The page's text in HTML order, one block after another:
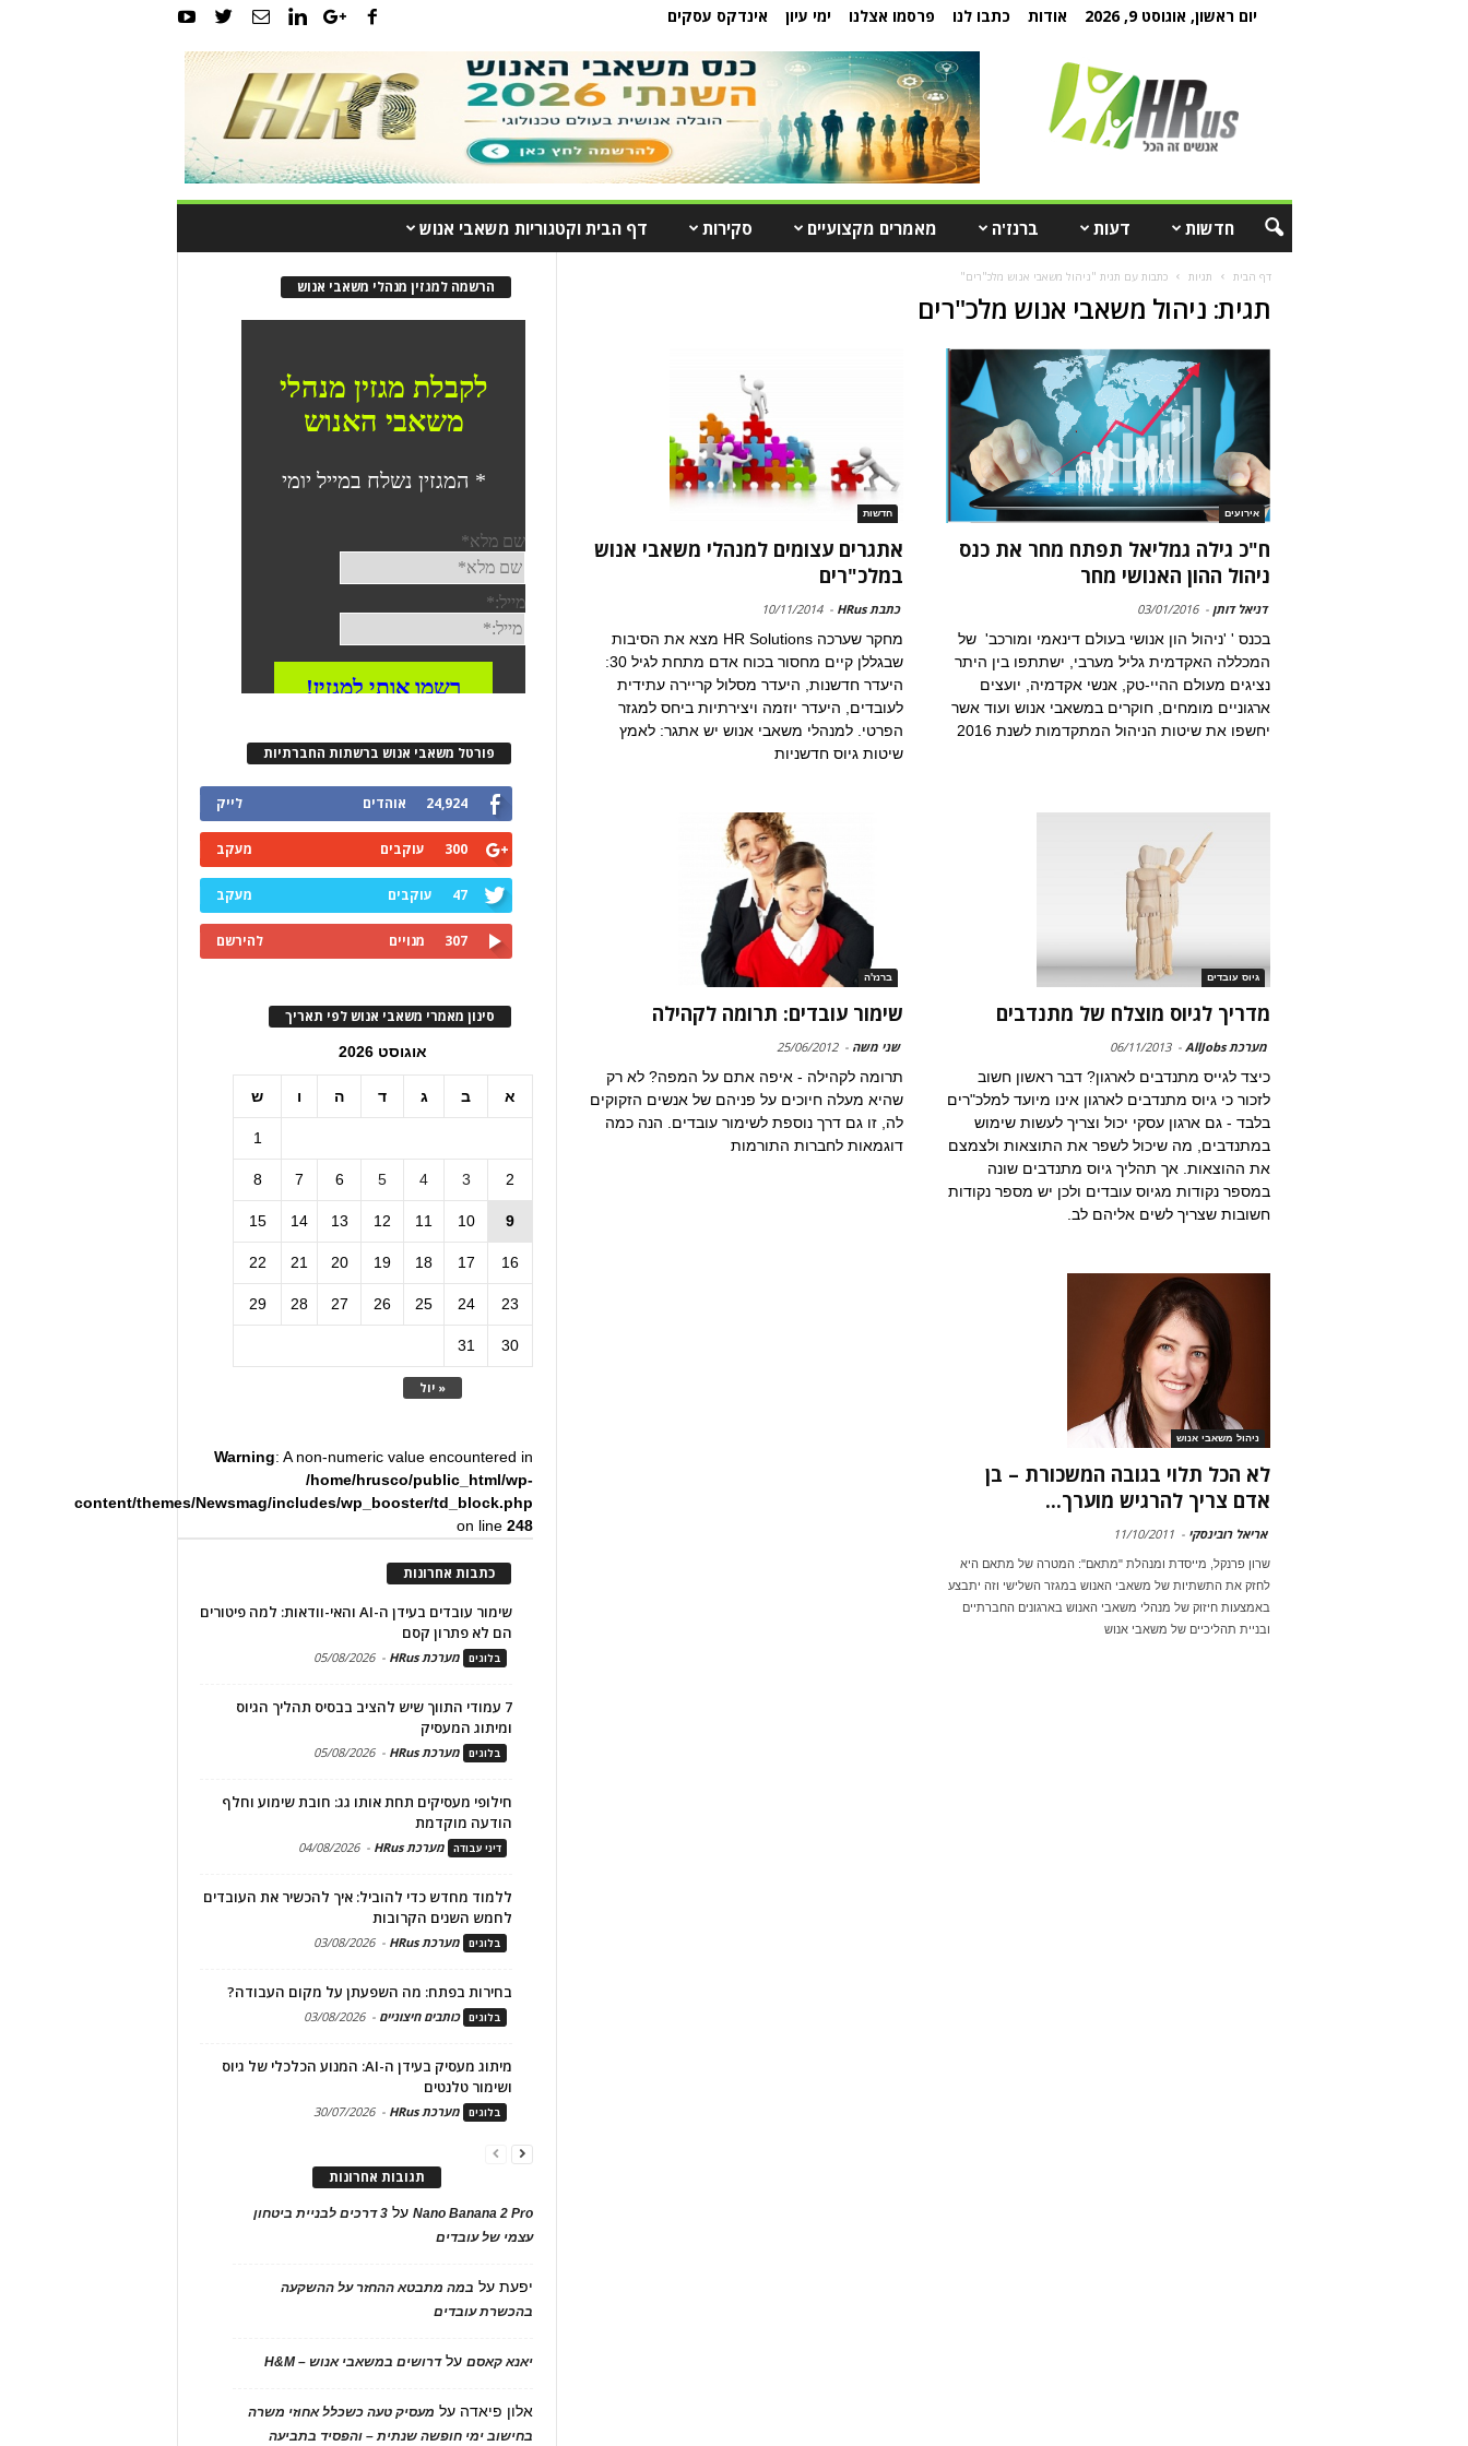
יום ראשון, אוגוסט 9, 2026 אודות כתבו לנו פרסמו אצלנו ימי עיון אינדקס עסקים
חדשות דעות ברנז'ה מאמרים מקצועיים סקירות דף הבית וקטגוריות משאבי אנוש
דף הבית תגיות כתבות עם תגית "ניהול משאבי אנוש מלכ"רים"
תגית: ניהול משאבי אנוש מלכ"רים
אירועים
ח"כ גילה גמליאל תפתח מחר את כנס
ניהול ההון האנושי מחר
דניאל דותן -
03/01/2016
בכנס ' 'ניהול הון אנושי בעולם דינאמי ומורכב' של
המכללה האקדמית גליל מערבי, ישתתפו בין היתר
נציגים מעולם ההיי-טק, אנשי אקדמיה, יועצים
ארגוניים מומחים, חוקרים במשאבי אנוש ועוד אשר
יחשפו את שיטות הניהול המתקדמות לשנת 2016
חדשות
אתגרים עצומים למנהלי משאבי אנוש
במלכ"רים
כתבת HRus -
10/11/2014
מחקר שערכה HR Solutions מצא את הסיבות
שבגללן קיים מחסור בכוח אדם מתחת לגיל 30:
היעדר חדשנות, היעדר מסלול קריירה עתידית
לעובדים, היעדר יוזמה ויצירתיות ביחס למגזר
הפרטי. למנהלי משאבי אנוש יש אתגר: לאמץ
שיטות גיוס חדשניות
גיוס עובדים
מדריך לגיוס מוצלח של מתנדבים
מערכת AllJobs -
06/11/2013
כיצד לגייס מתנדבים לארגון? דבר ראשון חשוב
לזכור כי גיוס מתנדבים לארגון אינו מיועד למלכ"רים
בלבד - גם ארגון עסקי יכול וצריך לעשות שימוש
במתנדבים, מה שיכול לשפר את התוצאות ולצמצם
את ההוצאות. אך תהליך גיוס מתנדבים שונה
במספר נקודות מגיוס עובדים ולכן יש מספר נקודות
חשובות שצריך לשים אליהם לב.
ברנז'ה
שימור עובדים: תרומה לקהילה
שני משה -
25/06/2012
תרומה לקהילה - איפה אתם על המפה? לא רק
שהיא מעלה חיוכים על פניהם של אנשים הזקוקים
לה, זו גם דרך נוספת לשימור עובדים. הנה כמה
דוגמאות לחברות התורמות
ניהול משאבי אנוש
לא הכל תלוי בגובה המשכורת – בן
אדם צריך להרגיש מוערך...
אריאל רובינסקי -
11/10/2011
שרון פרנקל, מייסדת ומנהלת "מתאם": המטרה של מתאם היא
לחזק את התשתיות של משאבי האנוש במגזר השלישי וזה יתבצע
באמצעות חיזוק של מנהלי משאבי האנוש בארגונים החברתיים
ובניית תהליכיים של משאבי אנוש
הרשמה למגזין מנהלי משאבי אנוש
פורטל משאבי אנוש ברשתות החברתיות
24,924 אוהדים לייק
300 עוקבים מעקב
47 עוקבים מעקב
307 מנויים להירשם
סינון מאמרי משאבי אנוש לפי תאריך
אוגוסט 2026
א ב ג ד ה ו ש
« יול
1
2
3
4
5
6
7
8
9
10
11
12
13
14
15
16
17
18
19
20
21
22
23
24
25
26
27
28
29
30
31
Warning: A non-numeric value encountered in
/home/hrusco/public_html/wp-
content/themes/Newsmag/includes/wp_booster/td_block.php
on line248
כתבות אחרונות
שימור עובדים בעידן ה-AI והאי-וודאות: למה פיטורים
הם לא פתרון קסם
בלוגים מערכת HRus -
05/08/2026
7 עמודי התווך שיש להציב בבסיס תהליך הגיוס
ומיתוג המעסיק
בלוגים מערכת HRus -
05/08/2026
חילופי מעסיקים תחת אותו גג: חובת שימוע וחלף
הודעה מוקדמת
דיני עבודה מערכת HRus -
04/08/2026
ללמוד מחדש כדי להוביל: איך להכשיר את העובדים
לחמש השנים הקרובות
בלוגים מערכת HRus -
03/08/2026
בחירות בפתח: מה השפעתן על מקום העבודה?
בלוגים כותבים חיצוניים -
03/08/2026
מיתוג מעסיק בעידן ה-AI: המנוע הכלכלי של גיוס
ושימור טלנטים
בלוגים מערכת HRus -
30/07/2026
תגובות אחרונות
Nano Banana 2 Proעל
3 דרכים לבניית ביטחון
עצמי של עובדים
יפעתעל במה מתבטא ההחזר על ההשקעה
בהכשרת עובדים
יאנא קאסםעלדרושים במשאבי אנוש – H&M
אלון פיאדה על מעסיק טעה כשכלל אחוזי משרה
בחישוב ימי חופשה שנתית – והפסיד בתביעה